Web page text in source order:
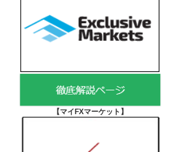
【マイFXマーケット 】